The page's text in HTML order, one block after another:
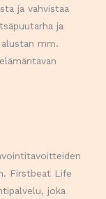
ja vahvistaa
ja
mm.
Firstbeat Life
joka